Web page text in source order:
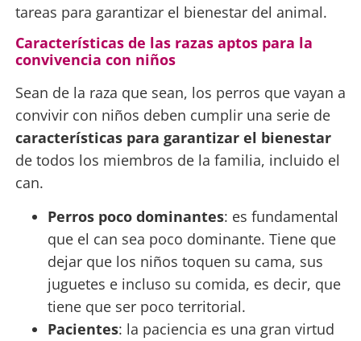
tareas para garantizar el bienestar del animal.
Características de las razas aptos para la
convivencia con niños
Sean de la raza que sean, los perros que vayan a
convivir con niños deben cumplir una serie de
características para garantizar el bienestar
de todos los miembros de la familia, incluido el
can.
Perros poco dominantes: es fundamental
que el can sea poco dominante. Tiene que
dejar que los niños toquen su cama, sus
juguetes e incluso su comida, es decir, que
tiene que ser poco territorial.
Pacientes: la paciencia es una gran virtud